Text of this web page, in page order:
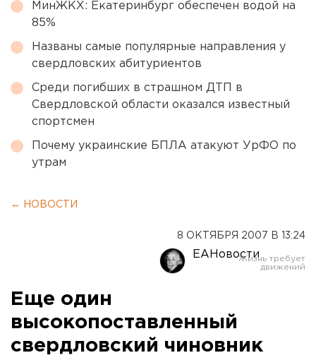
МинЖКХ: Екатеринбург обеспечен водой на
85%
Названы самые популярные направления у
свердловских абитуриентов
Среди погибших в страшном ДТП в
Свердловской области оказался известный
спортсмен
Почему украинские БПЛА атакуют УрФО по
утрам
← НОВОСТИ
8 ОКТЯБРЯ 2007 В 13:24
ЕАНовости
Еще один
высокопоставленный
свердловский чиновник